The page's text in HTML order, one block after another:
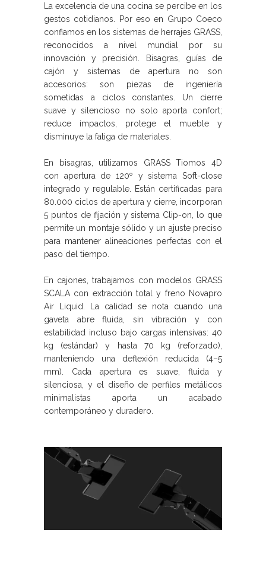
La excelencia de una cocina se percibe en los
gestos cotidianos. Por eso en Grupo Coeco
confiamos en los sistemas de herrajes GRASS,
reconocidos a nivel mundial por su
innovación y precisión. Bisagras, guías de
cajón y sistemas de apertura no son
accesorios: son piezas de ingeniería
sometidas a ciclos constantes. Un cierre
suave y silencioso no solo aporta confort;
reduce impactos, protege el mueble y
disminuye la fatiga de materiales.
En bisagras, utilizamos GRASS Tiomos 4D
con apertura de 120º y sistema Soft-close
integrado y regulable. Están certificadas para
80.000 ciclos de apertura y cierre, incorporan
5 puntos de fijación y sistema Clip-on, lo que
permite un montaje sólido y un ajuste preciso
para mantener alineaciones perfectas con el
paso del tiempo.
En cajones, trabajamos con modelos GRASS
SCALA con extracción total y freno Novapro
Air Liquid. La calidad se nota cuando una
gaveta abre fluida, sin vibración y con
estabilidad incluso bajo cargas intensivas: 40
kg (estándar) y hasta 70 kg (reforzado),
manteniendo una deflexión reducida (4–5
mm). Cada apertura es suave, fluida y
silenciosa, y el diseño de perfiles metálicos
minimalistas aporta un acabado
contemporáneo y duradero.